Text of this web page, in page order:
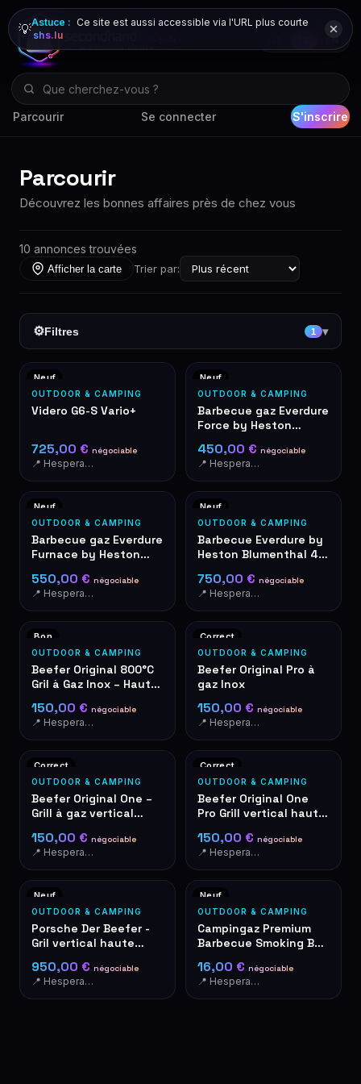
Parcourir Se connecter S'inscrire
💡Astuce : Ce site est aussi accessible via l'URL plus courte
shs.lu
Parcourir
Découvrez les bonnes affaires près de chez vous
10 annonces trouvées
Afficher la carte Trier par:
⚙Filtres 1 ▾
Neuf
OUTDOOR & CAMPING
Videro G6-S Vario+
725,00 € négociable
📍 Hesperange
Neuf
OUTDOOR & CAMPING
Barbecue gaz Everdure
Force by Heston
450,00 € négociable
📍 Hesperange
Neuf
OUTDOOR & CAMPING
Barbecue gaz Everdure
Furnace by Heston
550,00 € négociable
📍 Hesperange
Neuf
OUTDOOR & CAMPING
Barbecue Everdure by
Heston Blumenthal 4K
750,00 € négociable
📍 Hesperange
Bon
OUTDOOR & CAMPING
Beefer Original 800°C
Gril à Gaz Inox – Haute
150,00 € négociable
📍 Hesperange
Correct
OUTDOOR & CAMPING
Beefer Original Pro à
gaz Inox
150,00 € négociable
📍 Hesperange
Correct
OUTDOOR & CAMPING
Beefer Original One –
Grill à gaz vertical
150,00 € négociable
📍 Hesperange
Correct
OUTDOOR & CAMPING
Beefer Original One
Pro Grill vertical haute
150,00 € négociable
📍 Hesperange
Neuf
OUTDOOR & CAMPING
Porsche Der Beefer -
Gril vertical haute
950,00 € négociable
📍 Hesperange
Neuf
OUTDOOR & CAMPING
Campingaz Premium
Barbecue Smoking Box
barbecue
16,00 € négociable
📍 Hesperange